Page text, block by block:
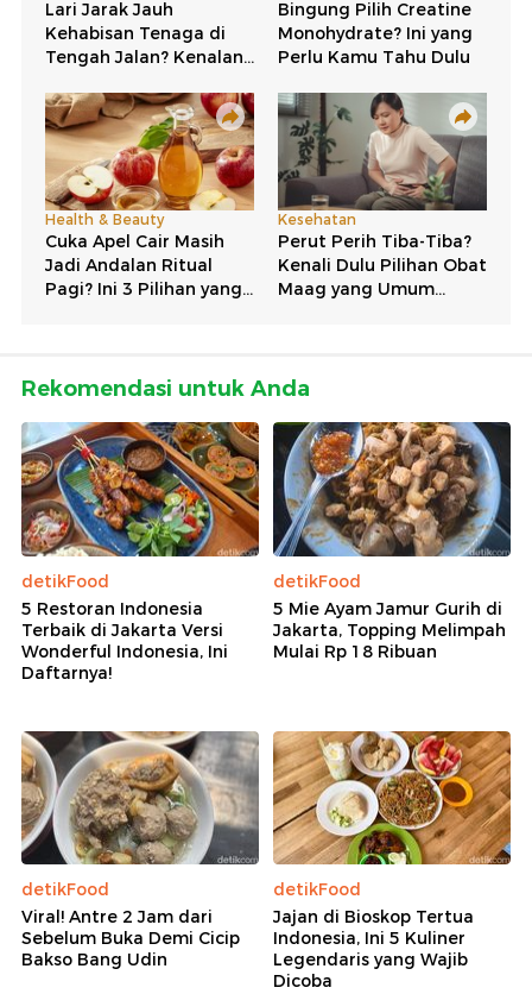
Rekomendasi untuk Anda
detikFood
5 Restoran Indonesia
Terbaik di Jakarta Versi
Wonderful Indonesia, Ini
Daftarnya!
detikFood
5 Mie Ayam Jamur Gurih di
Jakarta, Topping Melimpah
Mulai Rp 18 Ribuan
detikFood
Viral! Antre 2 Jam dari
Sebelum Buka Demi Cicip
Bakso Bang Udin
detikFood
Jajan di Bioskop Tertua
Indonesia, Ini 5 Kuliner
Legendaris yang Wajib
Dicoba